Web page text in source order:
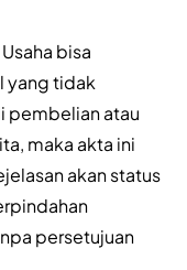
bisa
yang tidak
pembelian atau
maka akta ini
akan status
persetujuan